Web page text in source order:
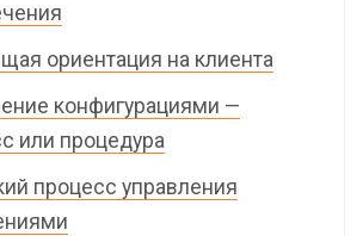
ориентация на клиента
конфигурациями —
или процедура
процесс управления